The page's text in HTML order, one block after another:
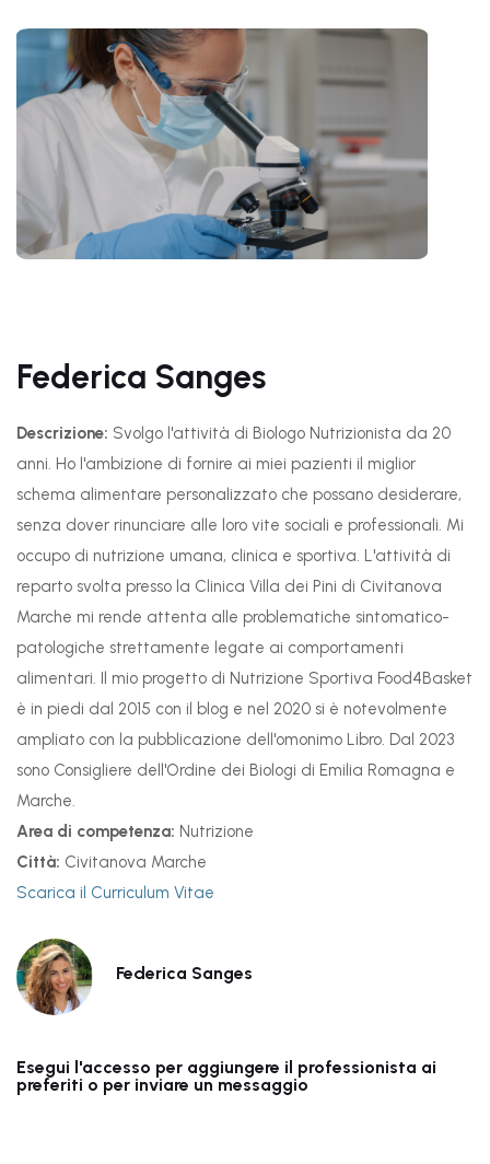
Federica Sanges
Descrizione: Svolgo l'attività di Biologo Nutrizionista da 20
anni. Ho l'ambizione di fornire ai miei pazienti il miglior
schema alimentare personalizzato che possano desiderare,
senza dover rinunciare alle loro vite sociali e professionali. Mi
occupo di nutrizione umana, clinica e sportiva. L'attività di
reparto svolta presso la Clinica Villa dei Pini di Civitanova
Marche mi rende attenta alle problematiche sintomatico-
patologiche strettamente legate ai comportamenti
alimentari. Il mio progetto di Nutrizione Sportiva Food4Basket
è in piedi dal 2015 con il blog e nel 2020 si è notevolmente
ampliato con la pubblicazione dell'omonimo Libro. Dal 2023
sono Consigliere dell'Ordine dei Biologi di Emilia Romagna e
Marche.
Area di competenza: Nutrizione
Città: Civitanova Marche
Scarica il Curriculum Vitae
Federica Sanges
Esegui l'accesso per aggiungere il professionista ai
preferiti o per inviare un messaggio